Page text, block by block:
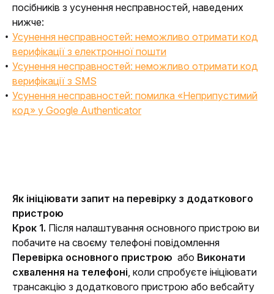
посібників з усунення несправностей, наведених
нижче:
Усунення несправностей: неможливо отримати код
верифікації з електронної пошти
Усунення несправностей: неможливо отримати код
верифікації з SMS
Усунення несправностей: помилка «Неприпустимий
код» у Google Authenticator
Як ініціювати запит на перевірку з додаткового
пристрою
Крок 1. Після налаштування основного пристрою ви
Перевірка основного пристрою або Виконати
схвалення на телефоні , коли спробуєте ініціювати
трансакцію з додаткового пристрою або вебсайту